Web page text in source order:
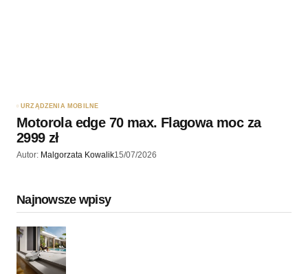
URZĄDZENIA MOBILNE
Motorola edge 70 max. Flagowa moc za
2999 zł
Autor: Malgorzata Kowalik15/07/2026
Najnowsze wpisy